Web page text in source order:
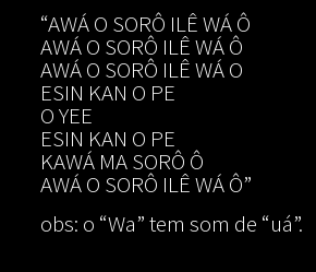
“AWÁ O SORÔ ILÊ WÁ Ô
AWÁ O SORÔ ILÊ WÁ Ô
AWÁ O SORÔ ILÊ WÁ O
ESIN KAN O PE
O YEE
ESIN KAN O PE
KAWÁ MA SORÔ Ô
AWÁ O SORÔ ILÊ WÁ Ô”
obs: o “Wa” tem som de “uá”.